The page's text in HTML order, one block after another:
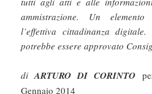
ammistrazione. Un
l’effettiva cittadinanza
potrebbe essere approvato
diARTURO DI CORINTO
Gennaio 2014